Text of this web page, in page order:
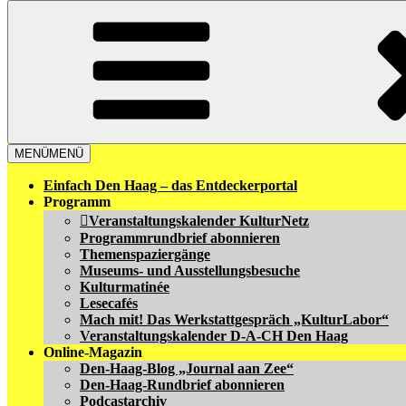
MENÜMENÜ
Einfach Den Haag – das Entdeckerportal
Programm
Veranstaltungskalender KulturNetz
Programmrundbrief abonnieren
Themenspaziergänge
Museums- und Ausstellungsbesuche
Kulturmatinée
Lesecafés
Mach mit! Das Werkstattgespräch „KulturLabor“
Veranstaltungskalender D-A-CH Den Haag
Online-Magazin
Den-Haag-Blog „Journal aan Zee“
Den-Haag-Rundbrief abonnieren
Podcastarchiv